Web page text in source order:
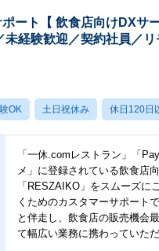
ート【 飲食店向けDXサ
未経験歓迎／契約社員／リ
OK 土日祝休み 休日120日
「一休.comレストラン」「
メ」に登録されている飲食店向
「RESZAIKO」をスムーズに
くためのカスタマーサポート
と伴走し、飲食店の販売機会
て幅広い業務に携わっていただ